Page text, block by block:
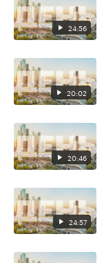
24:56
20:02
20:46
24:57